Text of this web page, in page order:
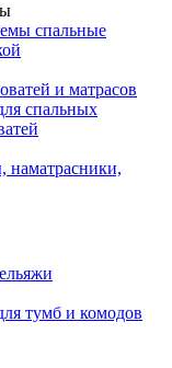
спальные
и матрасов
спальных
наматрасники,
тумб и комодов